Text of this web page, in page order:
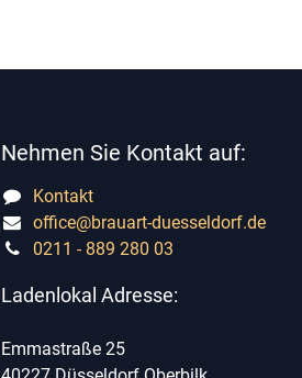
Nehmen Sie Kontakt auf:
Kontakt
office@brauart-duesseldorf.de
0211 - 889 280 03
Ladenlokal Adresse:
Emmastraße 25